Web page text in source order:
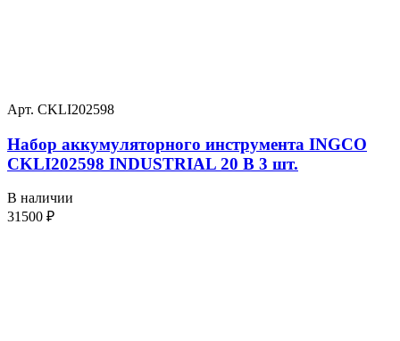
Арт. CKLI202598
Набор аккумуляторного инструмента INGCO
CKLI202598 INDUSTRIAL 20 В 3 шт.
В наличии
31500 ₽